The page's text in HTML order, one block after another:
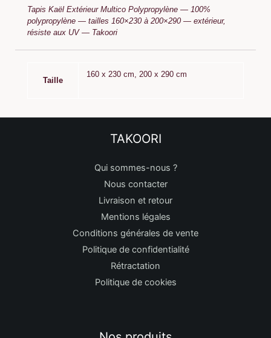
Tapis Kaël Extérieur Multico Polypropylène — 100%
polypropylène — tailles 160×230 à 200×290 — extérieur,
résiste aux UV — Takoori
Taille
160 x 230 cm, 200 x 290 cm
TAKOORI
Qui sommes-nous ?
Nous contacter
Livraison et retour
Mentions légales
Conditions générales de vente
Politique de confidentialité
Rétractation
Politique de cookies